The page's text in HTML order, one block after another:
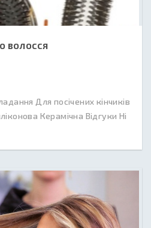
волосся
Для посічених кінчиків
Керамічна Відгуки Ні